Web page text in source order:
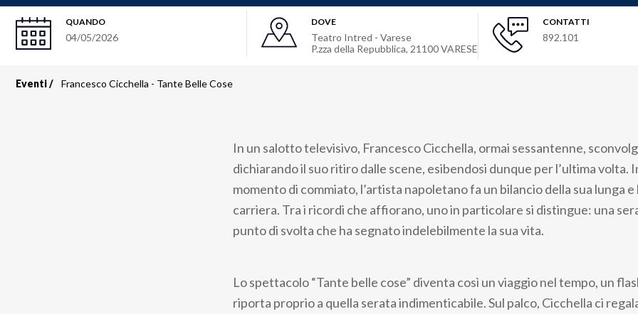
QUANDO
04/05/2026
DOVE
Teatro Intred - Varese
P.zza della Repubblica, 21100VARESE
CONTATTI
892.101
Eventi Francesco Cicchella - Tante Belle Cose
In un salotto televisivo, Francesco Cicchella, ormai sessantenne,
dichiarando il suo ritiro dalle scene, esibendosi dunque per l’ultima volta.
momento di commiato, l’artista napoletano fa un bilancio della sua lunga
carriera. Tra i ricordi che affiorano, uno in particolare si distingue: una
punto di svolta che ha segnato indelebilmente la sua vita.
Lo spettacolo “Tante belle cose” diventa così un viaggio nel tempo, un
riporta proprio a quella serata indimenticabile. Sul palco, Cicchella ci